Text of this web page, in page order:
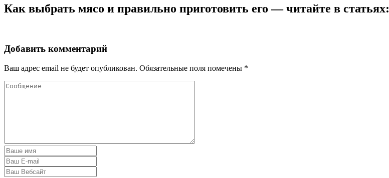
Как выбрать мясо и правильно приготовить его — читайте в статьях:
Добавить комментарий
Ваш адрес email не будет опубликован. Обязательные поля помечены *